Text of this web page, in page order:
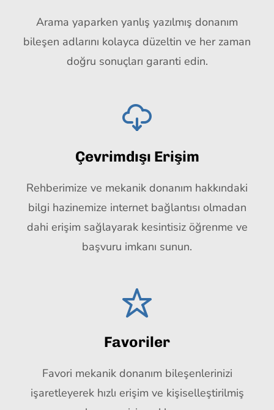
Arama yaparken yanlış yazılmış donanım
bileşen adlarını kolayca düzeltin ve her zaman
doğru sonuçları garanti edin.
Çevrimdışı Erişim
Rehberimize ve mekanik donanım hakkındaki
bilgi hazinemize internet bağlantısı olmadan
dahi erişim sağlayarak kesintisiz öğrenme ve
başvuru imkanı sunun.
Favoriler
Favori mekanik donanım bileşenlerinizi
işaretleyerek hızlı erişim ve kişiselleştirilmiş